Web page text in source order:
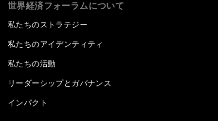
世界経済フォーラムについて
私たちのストラテジー
私たちのアイデンティティ
私たちの活動
リーダーシップとガバナンス
インパクト